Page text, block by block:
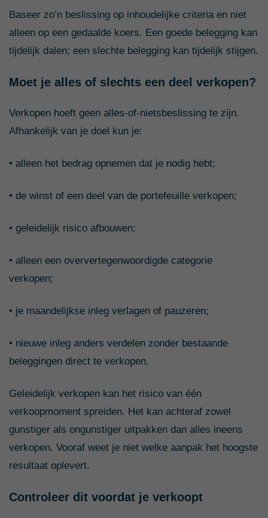
Baseer zo’n beslissing op inhoudelijke criteria en niet
alleen op een gedaalde koers. Een goede belegging kan
tijdelijk dalen; een slechte belegging kan tijdelijk stijgen.
Moet je alles of slechts een deel verkopen?
Verkopen hoeft geen alles-of-nietsbeslissing te zijn.
Afhankelijk van je doel kun je:
• alleen het bedrag opnemen dat je nodig hebt;
• de winst of een deel van de portefeuille verkopen;
• geleidelijk risico afbouwen;
• alleen een oververtegenwoordigde categorie
verkopen;
• je maandelijkse inleg verlagen of pauzeren;
• nieuwe inleg anders verdelen zonder bestaande
beleggingen direct te verkopen.
Geleidelijk verkopen kan het risico van één
verkoopmoment spreiden. Het kan achteraf zowel
gunstiger als ongunstiger uitpakken dan alles ineens
verkopen. Vooraf weet je niet welke aanpak het hoogste
resultaat oplevert.
Controleer dit voordat je verkoopt